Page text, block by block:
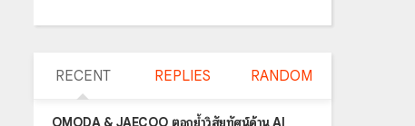
RECENT REPLIES RANDOM
OMODA & JAECOO ตอกย้ำวิสัยทัศน์ด้าน AI